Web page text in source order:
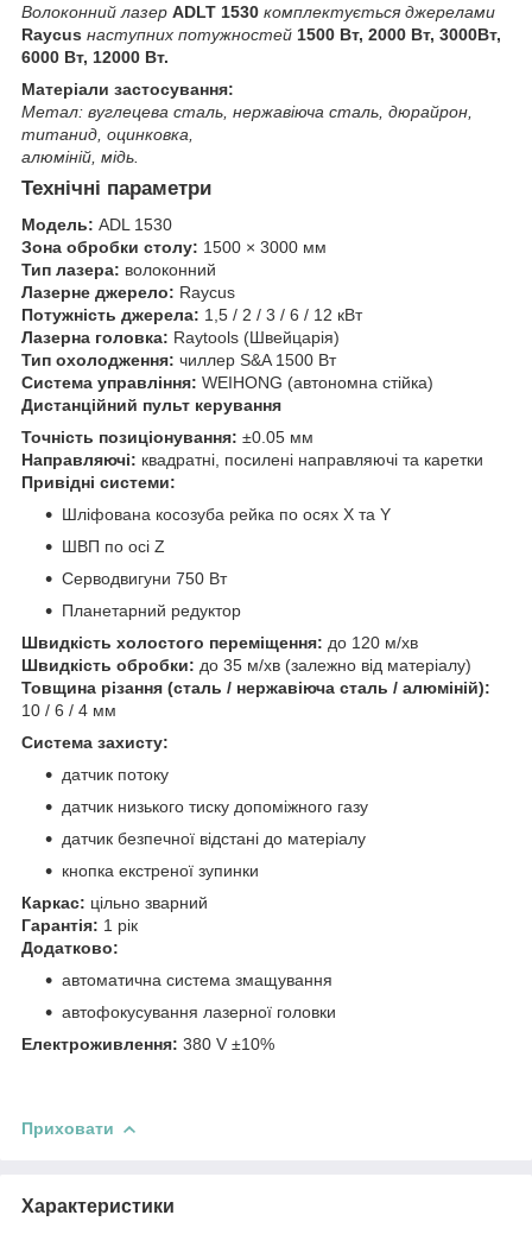
Волоконний лазер ADLT 1530 комплектується джерелами
Raycus наступних потужностей 1500 Вт, 2000 Вт, 3000Вт,
6000 Вт, 12000 Вт.
Матеріали застосування:
Метал: вуглецева сталь, нержавіюча сталь, дюрайрон,
титанид, оцинковка,
алюміній, мідь.
Технічні параметри
Модель: ADL 1530
Зона обробки столу: 1500 × 3000 мм
Тип лазера: волоконний
Лазерне джерело: Raycus
Потужність джерела: 1,5 / 2 / 3 / 6 / 12 кВт
Лазерна головка: Raytools (Швейцарія)
Тип охолодження: чиллер S&A 1500 Вт
Система управління: WEIHONG (автономна стійка)
Дистанційний пульт керування
Точність позиціонування: ±0.05 мм
Направляючі: квадратні, посилені направляючі та каретки
Привідні системи:
Шліфована косозуба рейка по осях X та Y
ШВП по осі Z
Серводвигуни 750 Вт
Планетарний редуктор
Швидкість холостого переміщення: до 120 м/хв
Швидкість обробки: до 35 м/хв (залежно від матеріалу)
Товщина різання (сталь / нержавіюча сталь / алюміній):
10 / 6 / 4 мм
Система захисту:
датчик потоку
датчик низького тиску допоміжного газу
датчик безпечної відстані до матеріалу
кнопка екстреної зупинки
Каркас: цільно зварний
Гарантія: 1 рік
Додатково:
автоматична система змащування
автофокусування лазерної головки
Електроживлення: 380 V ±10%
Приховати
Характеристики